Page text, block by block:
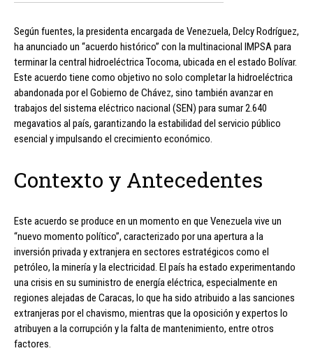
Según fuentes, la presidenta encargada de Venezuela, Delcy Rodríguez,
ha anunciado un “acuerdo histórico” con la multinacional IMPSA para
terminar la central hidroeléctrica Tocoma, ubicada en el estado Bolívar.
Este acuerdo tiene como objetivo no solo completar la hidroeléctrica
abandonada por el Gobierno de Chávez, sino también avanzar en
trabajos del sistema eléctrico nacional (SEN) para sumar 2.640
megavatios al país, garantizando la estabilidad del servicio público
esencial y impulsando el crecimiento económico.
Contexto y Antecedentes
Este acuerdo se produce en un momento en que Venezuela vive un
“nuevo momento político”, caracterizado por una apertura a la
inversión privada y extranjera en sectores estratégicos como el
petróleo, la minería y la electricidad. El país ha estado experimentando
una crisis en su suministro de energía eléctrica, especialmente en
regiones alejadas de Caracas, lo que ha sido atribuido a las sanciones
extranjeras por el chavismo, mientras que la oposición y expertos lo
atribuyen a la corrupción y la falta de mantenimiento, entre otros
factores.